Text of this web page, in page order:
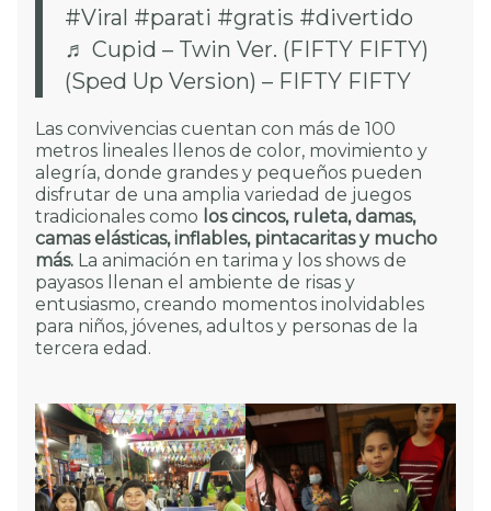
#Viral #parati #gratis #divertido
♬ Cupid – Twin Ver. (FIFTY FIFTY)
(Sped Up Version) – FIFTY FIFTY
Las convivencias cuentan con más de 100
metros lineales llenos de color, movimiento y
alegría, donde grandes y pequeños pueden
disfrutar de una amplia variedad de juegos
tradicionales como los cincos, ruleta, damas,
camas elásticas, inflables, pintacaritas y mucho
más. La animación en tarima y los shows de
payasos llenan el ambiente de risas y
entusiasmo, creando momentos inolvidables
para niños, jóvenes, adultos y personas de la
tercera edad.